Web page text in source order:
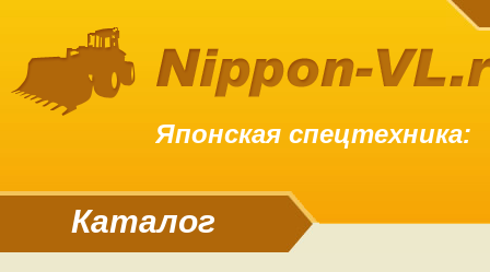
Японская спецтехника:
Каталог